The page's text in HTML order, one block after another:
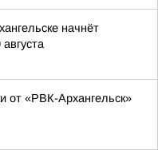
начнёт
от «РВК-Архангельск»